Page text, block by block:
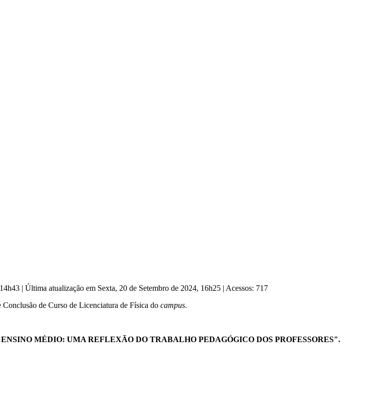
| Última atualização em Sexta, 20 de Setembro de 2024, 16h25 | Acessos: 717
de Curso de Licenciatura de Física do campus.
MÉDIO: UMA REFLEXÃO DO TRABALHO PEDAGÓGICO DOS PROFESSORES".